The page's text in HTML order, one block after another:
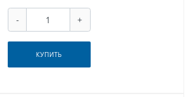
- +
КУПИТЬ